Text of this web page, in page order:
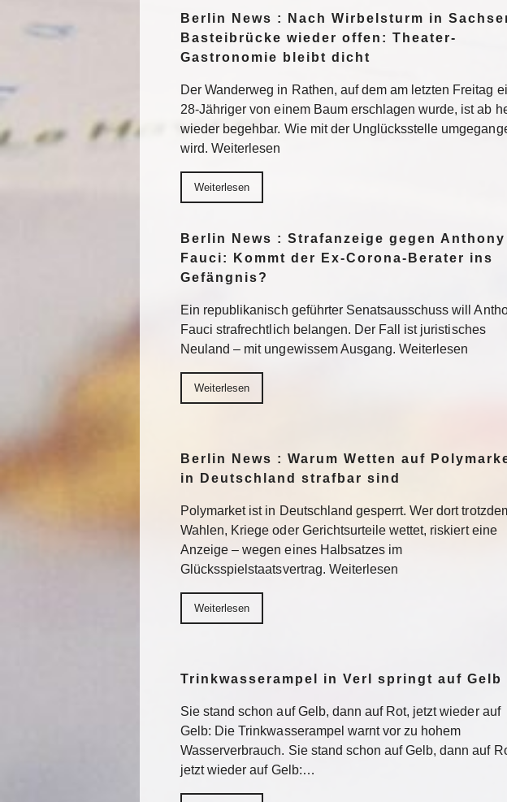
Berlin News : Nach Wirbelsturm in
Basteibrücke wieder offen: Theater-
Gastronomie bleibt dicht
Der Wanderweg in Rathen, auf dem am letzten Freitag
28-Jähriger von einem Baum erschlagen wurde, ist ab
wieder begehbar. Wie mit der Unglücksstelle
wird. Weiterlesen
Weiterlesen
Berlin News : Strafanzeige gegen Anthony
Fauci: Kommt der Ex-Corona-Berater ins
Gefängnis?
Ein republikanisch geführter Senatsausschuss will
Fauci strafrechtlich belangen. Der Fall ist juristisches
Neuland – mit ungewissem Ausgang. Weiterlesen
Weiterlesen
Berlin News : Warum Wetten auf
in Deutschland strafbar sind
Polymarket ist in Deutschland gesperrt. Wer dort
Wahlen, Kriege oder Gerichtsurteile wettet, riskiert eine
Anzeige – wegen eines Halbsatzes im
Glücksspielstaatsvertrag. Weiterlesen
Weiterlesen
Trinkwasserampel in Verl springt auf Gelb
Sie stand schon auf Gelb, dann auf Rot, jetzt wieder auf
Gelb: Die Trinkwasserampel warnt vor zu hohem
Wasserverbrauch. Sie stand schon auf Gelb, dann auf
jetzt wieder auf Gelb:…